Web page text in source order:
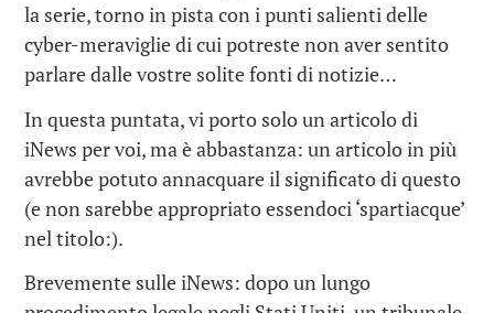
la serie, torno in pista con i punti salienti delle
cyber-meraviglie di cui potreste non aver sentito
parlare dalle vostre solite fonti di notizie…
In questa puntata, vi porto solo un articolo di
iNews per voi, ma è abbastanza: un articolo in più
avrebbe potuto annacquare il significato di questo
(e non sarebbe appropriato essendoci ‘spartiacque’
nel titolo:).
Brevemente sulle iNews: dopo un lungo